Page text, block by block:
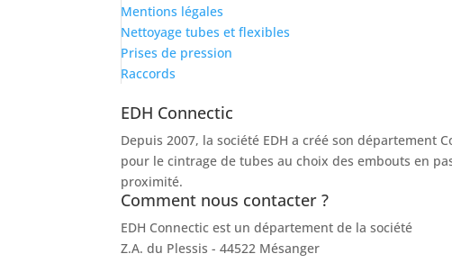
Mentions légales
Nettoyage tubes et flexibles
Prises de pression
Raccords
EDH Connectic
Depuis 2007, la société EDH a créé son
pour le cintrage de tubes au choix des embouts en
proximité.
Comment nous contacter ?
EDH Connectic est un département de la société
Z.A. du Plessis - 44522 Mésanger